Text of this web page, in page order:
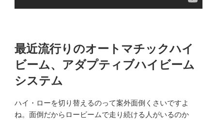
最近流行りのオートマチックハイ
ビーム、アダプティブハイビーム
システム
ハイ・ローを切り替えるのって案外面倒くさいですよ
ね。面倒だからロービームで走り続ける人がいるのか